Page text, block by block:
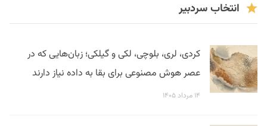
انتخاب سردبیر
کردی، لری، بلوچی، لکی و گیلکی؛ زبان‌هایی که در
عصر هوش مصنوعی برای بقا به داده نیاز دارند
۱۴ مرداد ۱۴۰۵